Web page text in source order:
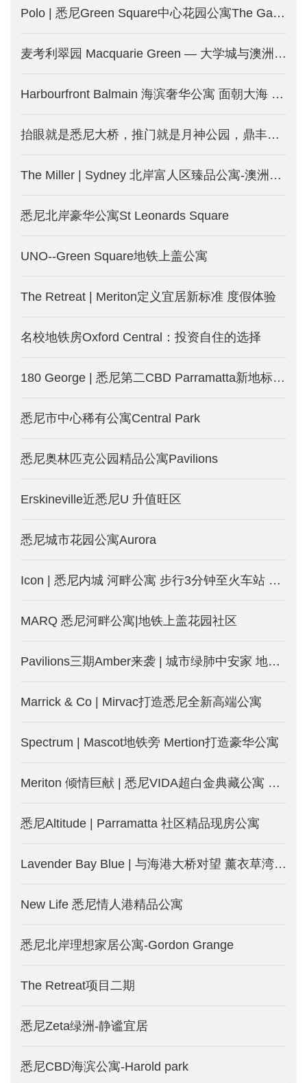
Polo | 悉尼Green Square中心花园公寓The Gallery新一期-澳洲悉尼新房产发售中
麦考利翠园 Macquarie Green — 大学城与澳洲硅谷旁的绿色生活-澳洲悉尼新房产出售中
Harbourfront Balmain 海滨奢华公寓 面朝大海 春暖花开-澳洲悉尼新楼盘开售中
抬眼就是悉尼大桥，推门就是月神公园，鼎丰巨献- Milsons Point地标，荣耀现世
The Miller | Sydney 北岸富人区臻品公寓-澳洲悉尼新楼盘出售中
悉尼北岸豪华公寓St Leonards Square
UNO--Green Square地铁上盖公寓
The Retreat | Meriton定义宜居新标准 度假体验
名校地铁房Oxford Central：投资自住的选择
180 George | 悉尼第二CBD Parramatta新地标！近揽水景 远眺市中心！
悉尼市中心稀有公寓Central Park
悉尼奥林匹克公园精品公寓Pavilions
Erskineville近悉尼U 升值旺区
悉尼城市花园公寓Aurora
Icon | 悉尼内城 河畔公寓 步行3分钟至火车站 旺租投资房
MARQ 悉尼河畔公寓|地铁上盖花园社区
Pavilions三期Amber来袭 | 城市绿肺中安家 地铁近在咫尺
Marrick & Co | Mirvac打造悉尼全新高端公寓
Spectrum | Mascot地铁旁 Mertion打造豪华公寓
Meriton 倾情巨献 | 悉尼VIDA超白金典藏公寓 打开生活新模式
悉尼Altitude | Parramatta 社区精品现房公寓
Lavender Bay Blue | 与海港大桥对望 薰衣草湾的“蓝”漫豪宅
New Life 悉尼情人港精品公寓
悉尼北岸理想家居公寓-Gordon Grange
The Retreat项目二期
悉尼Zeta绿洲-静谧宜居
悉尼CBD海滨公寓-Harold park